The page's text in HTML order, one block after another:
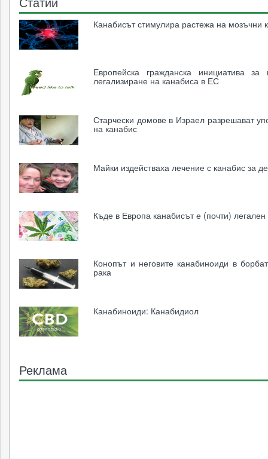
Канабисът стимулира растежа на мозъчни
Европейска гражданска инициатива за
легализиране на канабиса в ЕС
Старчески домове в Израел разрешават
на канабис
Майки издействаха лечение с канабис за
Къде в Европа канабисът е (почти) легален
Конопът и неговите канабиноиди в
рака
Канабиноиди: Канабидиол
Реклама